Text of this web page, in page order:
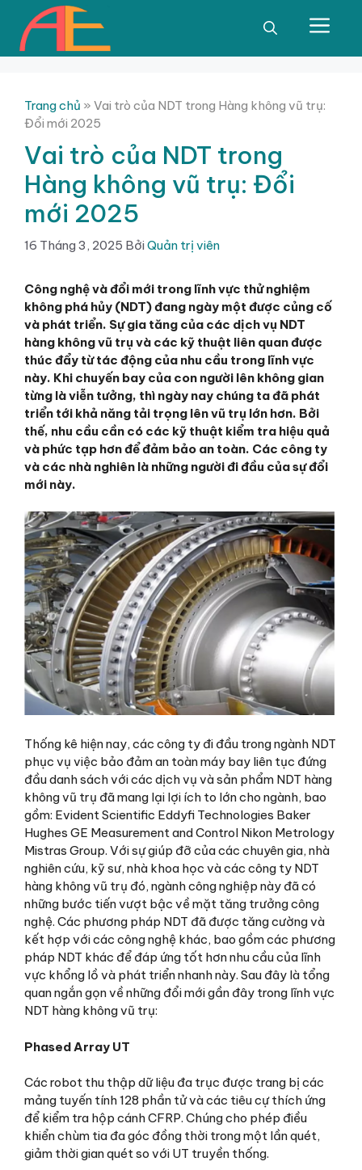
Chuyển
dung
Trang chủ » Vai trò của NDT trong Hàng không vũ trụ:
Đổi mới 2025
Vai trò của NDT trong
Hàng không vũ trụ: Đổi
mới 2025
16 Tháng 3, 2025 BởiQuản trị viên
Công nghệ và đổi mới trong lĩnh vực thử nghiệm
không phá hủy (NDT) đang ngày một được củng cố
và phát triển. Sự gia tăng của các dịch vụ NDT
hàng không vũ trụ và các kỹ thuật liên quan được
thúc đẩy từ tác động của nhu cầu trong lĩnh vực
này. Khi chuyến bay của con người lên không gian
từng là viễn tưởng, thì ngày nay chúng ta đã phát
triển tới khả năng tải trọng lên vũ trụ lớn hơn. Bởi
thế, nhu cầu cần có các kỹ thuật kiểm tra hiệu quả
và phức tạp hơn để đảm bảo an toàn. Các công ty
và các nhà nghiên là những người đi đầu của sự đổi
mới này.
Thống kê hiện nay, các công ty đi đầu trong ngành NDT
phục vụ việc bảo đảm an toàn máy bay liên tục đứng
đầu danh sách với các dịch vụ và sản phẩm NDT hàng
không vũ trụ đã mang lại lợi ích to lớn cho ngành, bao
gồm: Evident Scientific Eddyfi Technologies Baker
Hughes GE Measurement and Control Nikon Metrology
Mistras Group. Với sự giúp đỡ của các chuyên gia, nhà
nghiên cứu, kỹ sư, nhà khoa học và các công ty NDT
hàng không vũ trụ đó, ngành công nghiệp này đã có
những bước tiến vượt bậc về mặt tăng trưởng công
nghệ. Các phương pháp NDT đã được tăng cường và
kết hợp với các công nghệ khác, bao gồm các phương
pháp NDT khác để đáp ứng tốt hơn nhu cầu của lĩnh
vực khổng lồ và phát triển nhanh này. Sau đây là tổng
quan ngắn gọn về những đổi mới gần đây trong lĩnh vực
NDT hàng không vũ trụ:
Phased Array UT
Các robot thu thập dữ liệu đa trục được trang bị các
mảng tuyến tính 128 phần tử và các tiêu cự thích ứng
để kiểm tra hộp cánh CFRP. Chúng cho phép điều
khiển chùm tia đa góc đồng thời trong một lần quét,
giảm thời gian quét so với UT truyền thống.